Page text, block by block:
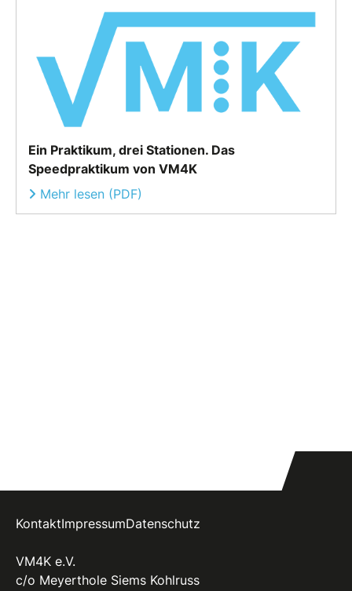
Ein Praktikum, drei Stationen. Das
Speedpraktikum von VM4K
Mehr lesen (PDF)
KontaktImpressumDatenschutz
VM4K e.V.
c/o Meyerthole Siems Kohlruss